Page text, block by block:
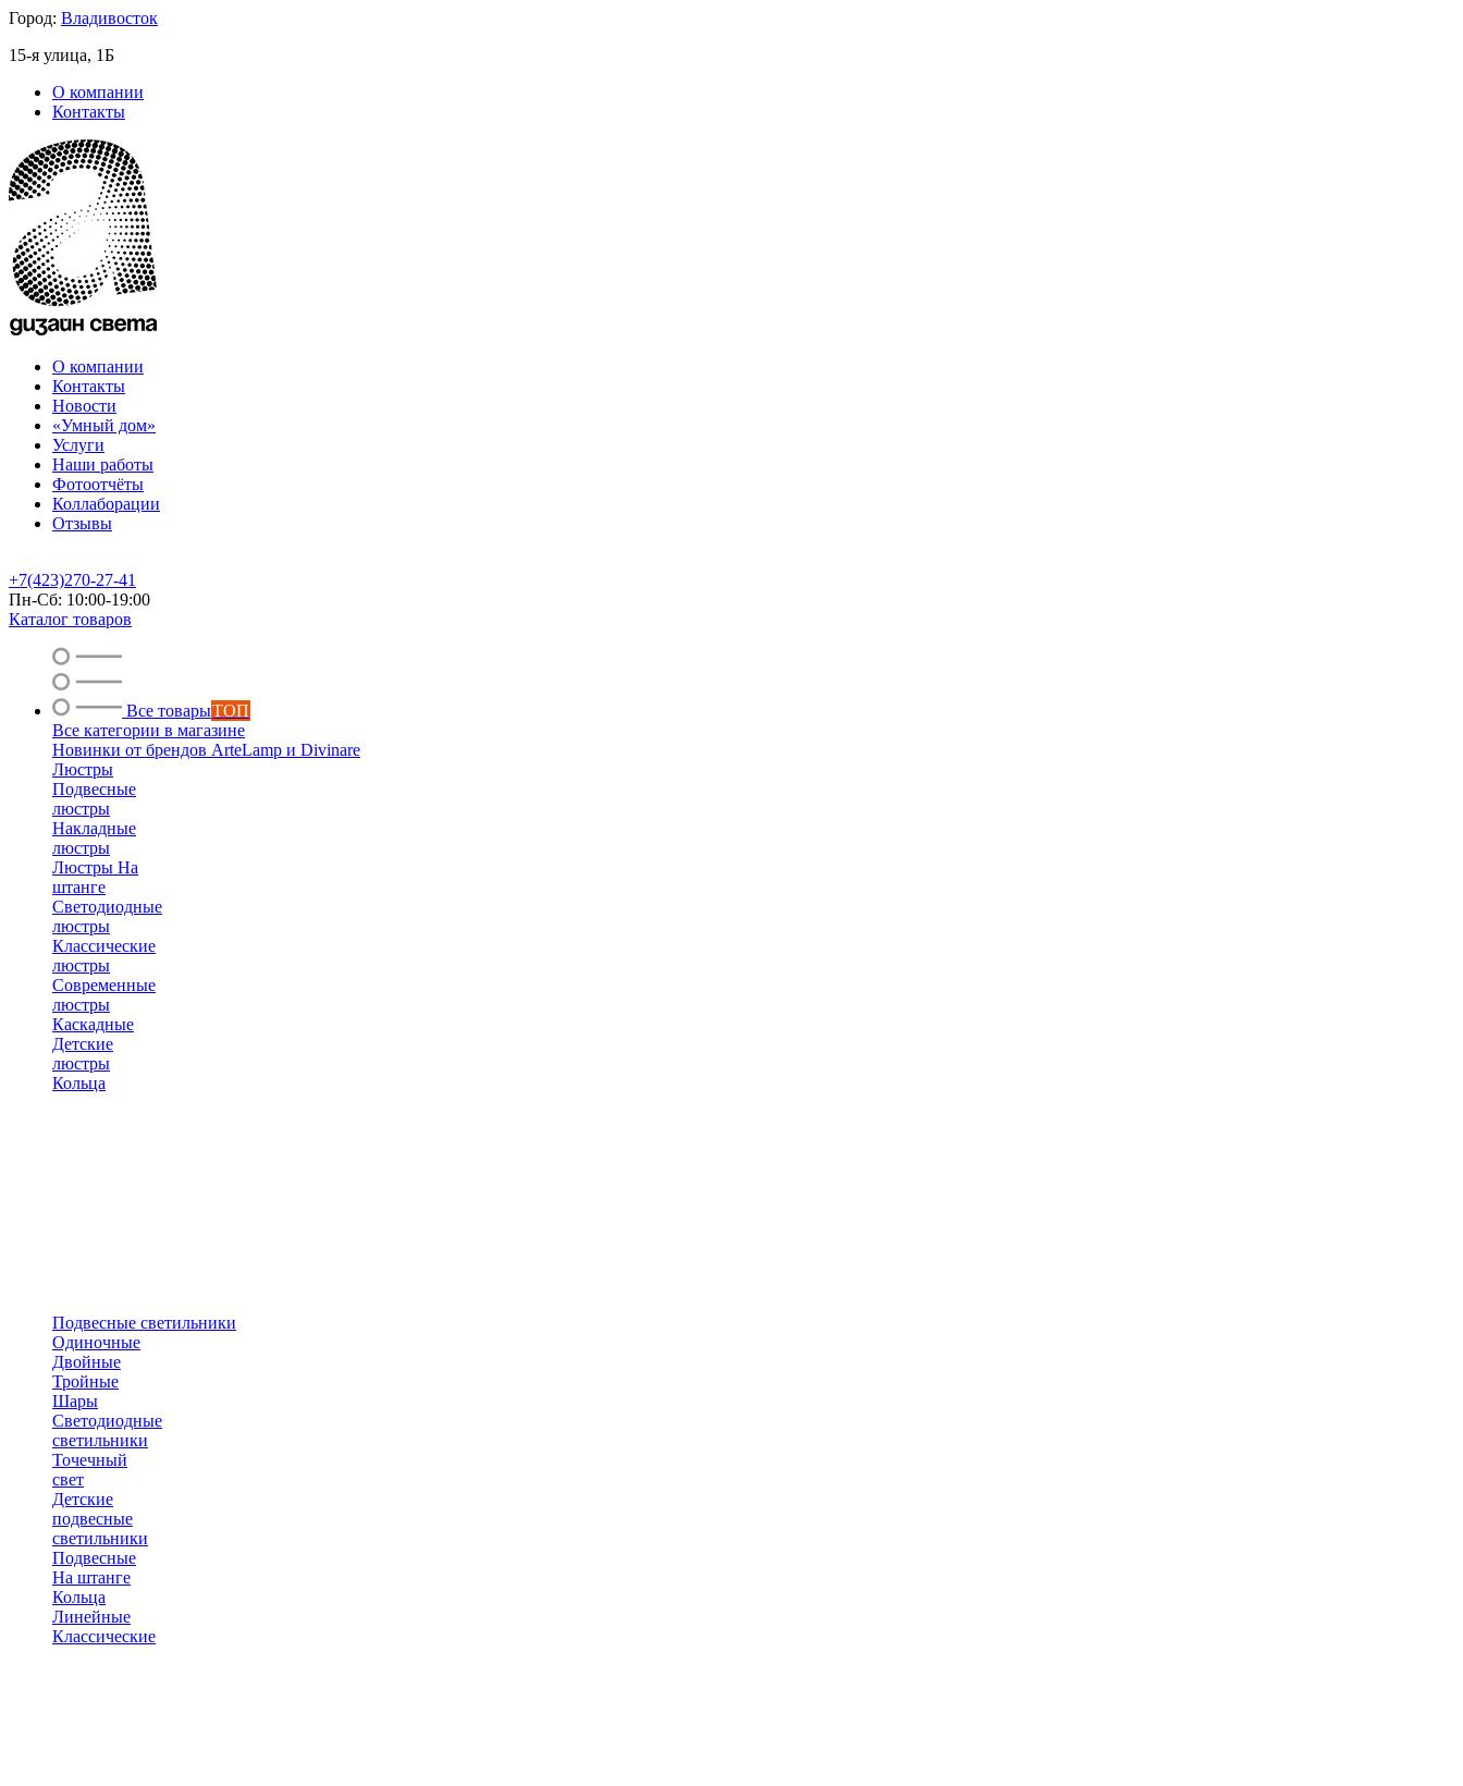
Город: Владивосток
15-я улица, 1Б
О компании
Контакты
О компании
Контакты
Новости
«Умный дом»
Услуги
Наши работы
Фотоотчёты
Коллаборации
Отзывы
+7(423)270-27-41
Пн-Сб: 10:00-19:00
Каталог товаров
Все товарыТОП
Все категории в магазине
Новинки от брендов ArteLamp и Divinare
Люстры
Подвесные
люстры
Накладные
люстры
Люстры На
штанге
Светодиодные
люстры
Классические
люстры
Современные
люстры
Каскадные
Детские
люстры
Кольца
Подвесные светильники
Одиночные
Двойные
Тройные
Шары
Светодиодные
светильники
Точечный
свет
Детские
подвесные
светильники
Подвесные
На штанге
Кольца
Линейные
Классические